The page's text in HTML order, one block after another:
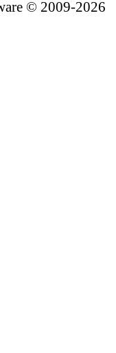
© 2009-2026